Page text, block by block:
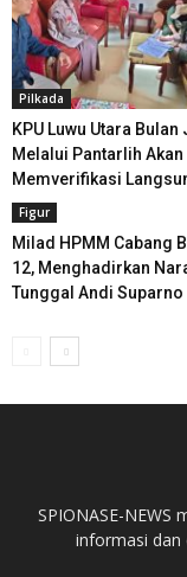
Pilkada
KPU Luwu Utara Bulan
Melalui Pantarlih Akan
Memverifikasi
Figur
Milad HPMM Cabang
12, Menghadirkan
Tunggal Andi Suparno
SPIONASE-NEWS
informasi dan